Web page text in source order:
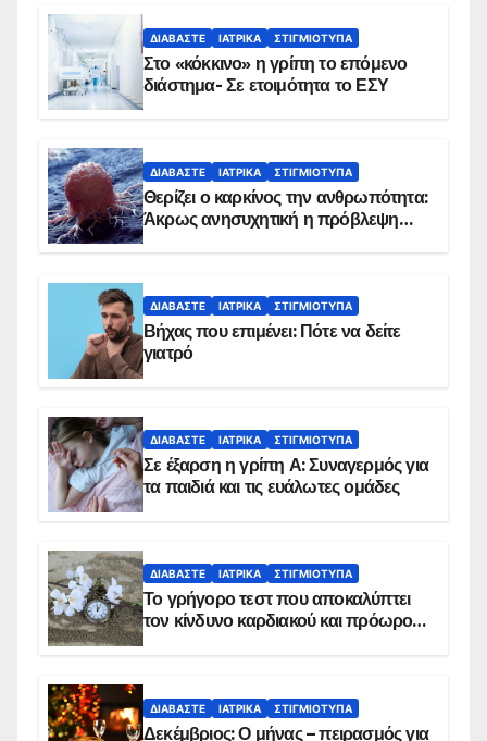
ΔΙΑΒΆΣΤΕ ΙΑΤΡΙΚΆ ΣΤΙΓΜΙΌΤΥΠΑ
Στο «κόκκινο» η γρίπη το επόμενο
διάστημα- Σε ετοιμότητα το ΕΣΥ
ΔΙΑΒΆΣΤΕ ΙΑΤΡΙΚΆ ΣΤΙΓΜΙΌΤΥΠΑ
Θερίζει ο καρκίνος την ανθρωπότητα:
Άκρως ανησυχητική η πρόβλεψη…
ΔΙΑΒΆΣΤΕ ΙΑΤΡΙΚΆ ΣΤΙΓΜΙΌΤΥΠΑ
Βήχας που επιμένει: Πότε να δείτε
γιατρό
ΔΙΑΒΆΣΤΕ ΙΑΤΡΙΚΆ ΣΤΙΓΜΙΌΤΥΠΑ
Σε έξαρση η γρίπη Α: Συναγερμός για
τα παιδιά και τις ευάλωτες ομάδες
ΔΙΑΒΆΣΤΕ ΙΑΤΡΙΚΆ ΣΤΙΓΜΙΌΤΥΠΑ
Το γρήγορο τεστ που αποκαλύπτει
τον κίνδυνο καρδιακού και πρόωρου
ΔΙΑΒΆΣΤΕ ΙΑΤΡΙΚΆ ΣΤΙΓΜΙΌΤΥΠΑ
Δεκέμβριος: Ο μήνας – πειρασμός για